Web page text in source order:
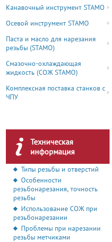
Канавочный инструмент STAMO
Осевой инструмент STAMO
Паста и масло для нарезания
резьбы (STAMO)
Смазочно-охлаждающая
жидкость (СОЖ STAMO)
Комплексная поставка станков с
ЧПУ
Техническая
информация
Типы резьбы и отверстий
Особенности
резьбонарезания, точность
резьбы
Использование СОЖ при
резьбонарезании
Проблемы при нарезании
резьбы метчиками